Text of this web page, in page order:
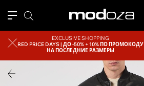
EXCLUSIVE SHOPPING
RED PRICE DAYS |ДО -50% + 10% ПО ПРОМОКОДУ
НА ПОСЛЕДНИЕ РАЗМЕРЫ